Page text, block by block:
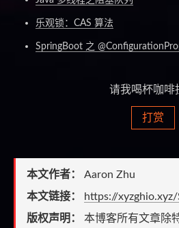
乐观锁：CAS 算法
SpringBoot 之
请我喝杯咖啡
打赏
本文作者： Aaron Zhu
本文链接：
https://
版权声明： 本博客所有文章除